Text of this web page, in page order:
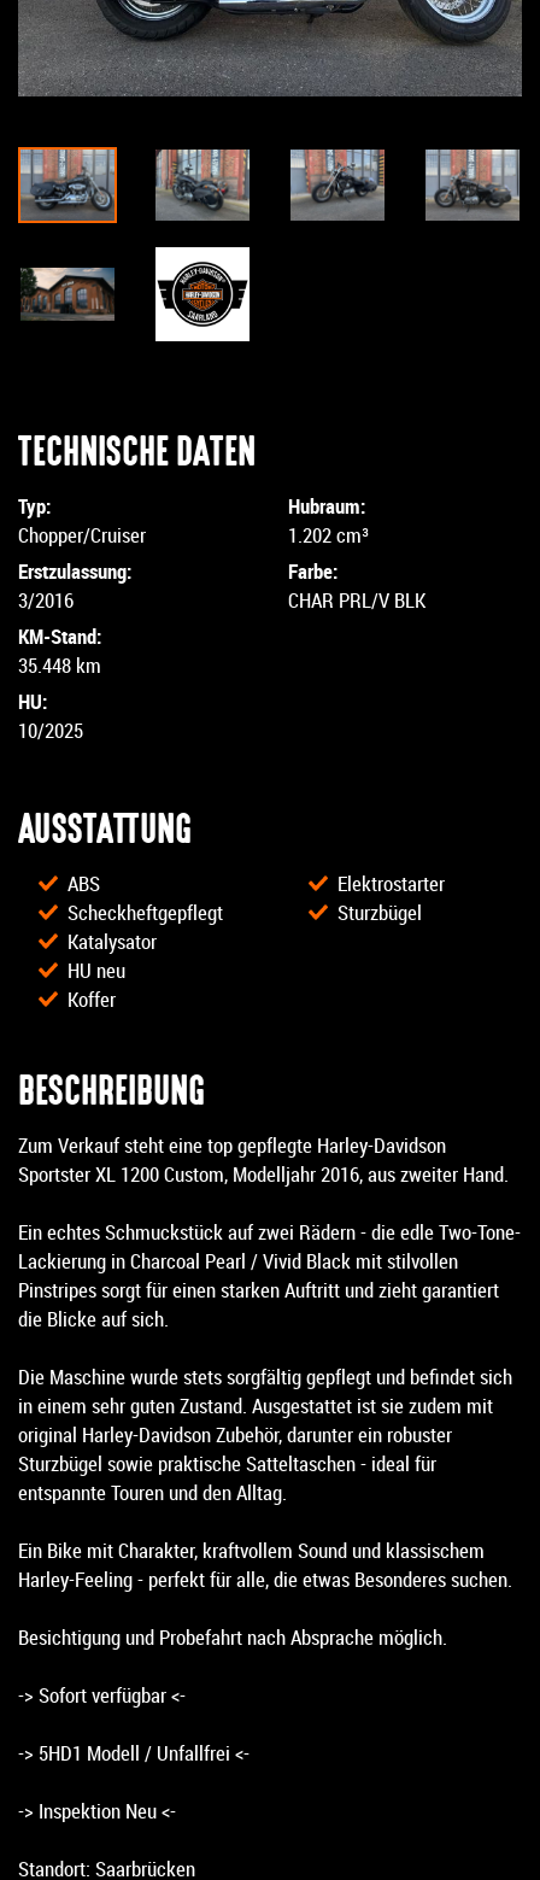
TECHNISCHE DATEN
Typ:
Chopper/Cruiser
Erstzulassung:
3/2016
KM-Stand:
35.448 km
HU:
10/2025
Hubraum:
1.202 cm³
Farbe:
CHAR PRL/V BLK
AUSSTATTUNG
ABS
Scheckheftgepflegt
Katalysator
HU neu
Koffer
Elektrostarter
Sturzbügel
BESCHREIBUNG
Zum Verkauf steht eine top gepflegte Harley-Davidson
Sportster XL 1200 Custom, Modelljahr 2016, aus zweiter Hand.
Ein echtes Schmuckstück auf zwei Rädern - die edle Two-Tone-
Lackierung in Charcoal Pearl / Vivid Black mit stilvollen
Pinstripes sorgt für einen starken Auftritt und zieht garantiert
die Blicke auf sich.
Die Maschine wurde stets sorgfältig gepflegt und befindet sich
in einem sehr guten Zustand. Ausgestattet ist sie zudem mit
original Harley-Davidson Zubehör, darunter ein robuster
Sturzbügel sowie praktische Satteltaschen - ideal für
entspannte Touren und den Alltag.
Ein Bike mit Charakter, kraftvollem Sound und klassischem
Harley-Feeling - perfekt für alle, die etwas Besonderes suchen.
Besichtigung und Probefahrt nach Absprache möglich.
-> Sofort verfügbar <-
-> 5HD1 Modell / Unfallfrei <-
-> Inspektion Neu <-
Standort: Saarbrücken